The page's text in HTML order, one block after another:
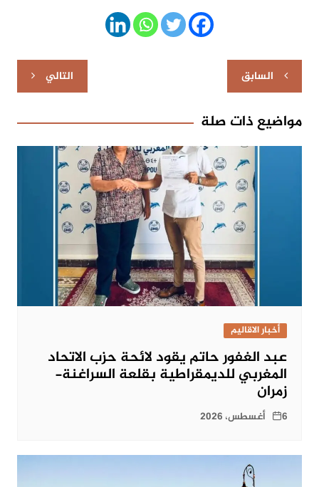
تصفّح
المقالات
السابق التالي
مواضيع ذات صلة
أخبار الاقاليم
عبد الغفور حاتم يقود لائحة حزب الاتحاد
المغربي للديمقراطية بقلعة السراغنة-
زمران
6 أغسطس، 2026